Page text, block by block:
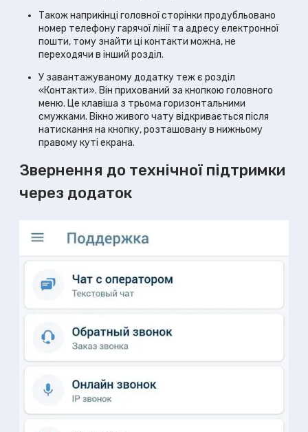
Також наприкінці головної сторінки продубльовано
номер телефону гарячої лінії та адресу електронної
пошти, тому знайти ці контакти можна, не
переходячи в інший розділ.
У завантажуваному додатку теж є розділ
«Контакти». Він прихований за кнопкою головного
меню. Це клавіша з трьома горизонтальними
смужками. Вікно живого чату відкривається після
натискання на кнопку, розташовану в нижньому
правому куті екрана.
Звернення до технічної підтримки
через додаток